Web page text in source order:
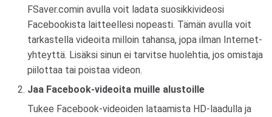
FSaver.comin avulla voit ladata suosikkivideosi
Facebookista laitteellesi nopeasti. Tämän avulla voit
tarkastella videoita milloin tahansa, jopa ilman Internet-
yhteyttä. Lisäksi sinun ei tarvitse huolehtia, jos omistaja
piilottaa tai poistaa videon.
Jaa Facebook-videoita muille alustoille
Tukee Facebook-videoiden lataamista HD-laadulla ja